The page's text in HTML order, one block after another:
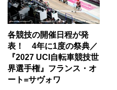
各競技の開催日程が発
表！ 4年に1度の祭典／
『2027 UCI自転車競技世
界選手権』フランス・オ
ート=サヴォワ